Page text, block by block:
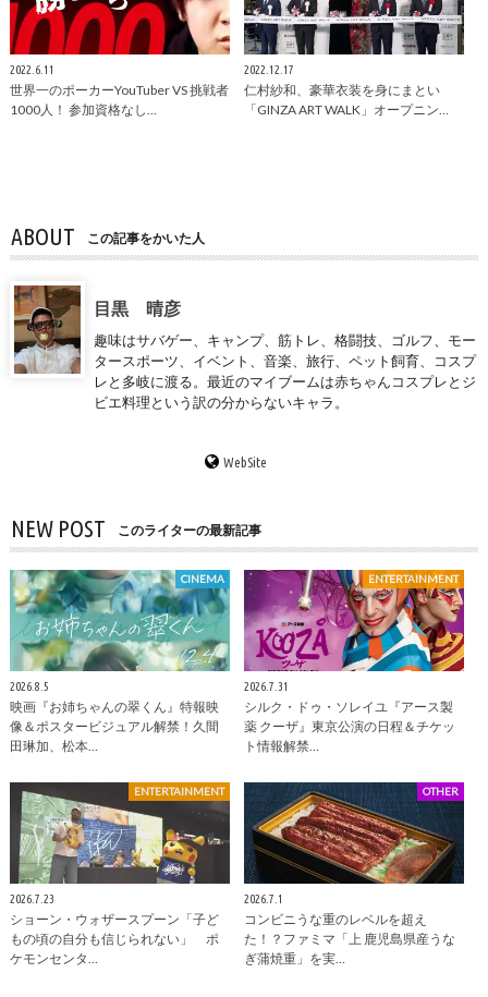
2022.6.11
世界一のポーカーYouTuber VS 挑戦者
1000人！ 参加資格なし…
2022.12.17
仁村紗和、豪華衣装を身にまとい
「GINZA ART WALK」オープニン…
ABOUT この記事をかいた人
目黒 晴彦
趣味はサバゲー、キャンプ、筋トレ、格闘技、ゴルフ、モー
タースポーツ、イベント、音楽、旅行、ペット飼育、コスプ
レと多岐に渡る。最近のマイブームは赤ちゃんコスプレとジ
ビエ料理という訳の分からないキャラ。
WebSite
NEW POST このライターの最新記事
CINEMA
2026.8.5
映画『お姉ちゃんの翠くん』特報映
像＆ポスタービジュアル解禁！久間
田琳加、松本…
ENTERTAINMENT
2026.7.31
シルク・ドゥ・ソレイユ『アース製
薬 クーザ』東京公演の日程＆チケッ
ト情報解禁…
ENTERTAINMENT
2026.7.23
ショーン・ウォザースプーン「子ど
もの頃の自分も信じられない」 ポ
ケモンセンタ…
OTHER
2026.7.1
コンビニうな重のレベルを超え
た！？ファミマ「上 鹿児島県産うな
ぎ蒲焼重」を実…